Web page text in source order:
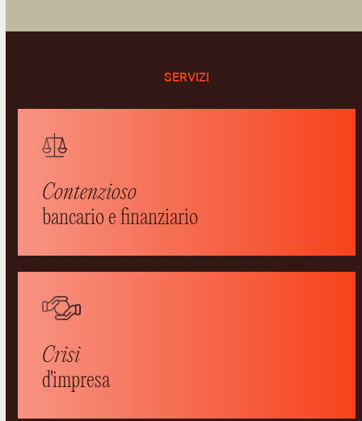
SERVIZI
Contenzioso
bancario e finanziario
Crisi
d'impresa